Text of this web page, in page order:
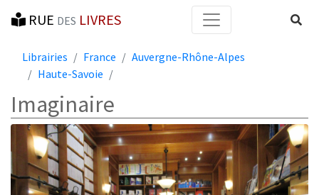
RUE DES LIVRES
Librairies France
Auvergne-Rhône-Alpes
Haute-Savoie
Imaginaire